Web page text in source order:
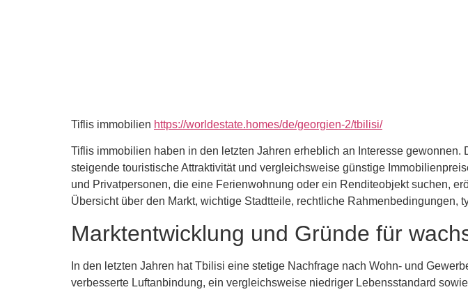
Tiflis immobilien https://worldestate.homes/de/georgien-2/tbilisi/
Tiflis immobilien haben in den letzten Jahren erheblich an Interesse
steigende touristische Attraktivität und vergleichsweise günstige
und Privatpersonen, die eine Ferienwohnung oder ein Renditeobjekt suchen,
Übersicht über den Markt, wichtige Stadtteile, rechtliche Rahmenbedingungen,
Marktentwicklung und Gründe für
In den letzten Jahren hat Tbilisi eine stetige Nachfrage nach Wohn- und
verbesserte Luftanbindung, ein vergleichsweise niedriger Lebensstandard